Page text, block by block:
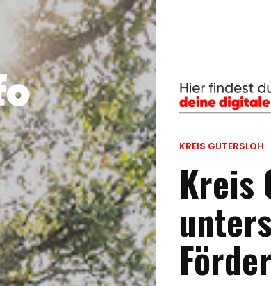
KREIS GÜTERSLOH
Kreis